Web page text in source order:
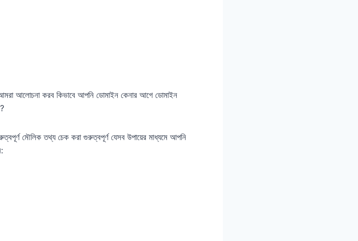
আলোচনা করব কিভাবে আপনি ডোমাইন কেনার আগে ডোমাইন
মৌলিক তথ্য চেক করা গুরুত্বপূর্ণ যেসব উপায়ের মাধ্যমে আপনি